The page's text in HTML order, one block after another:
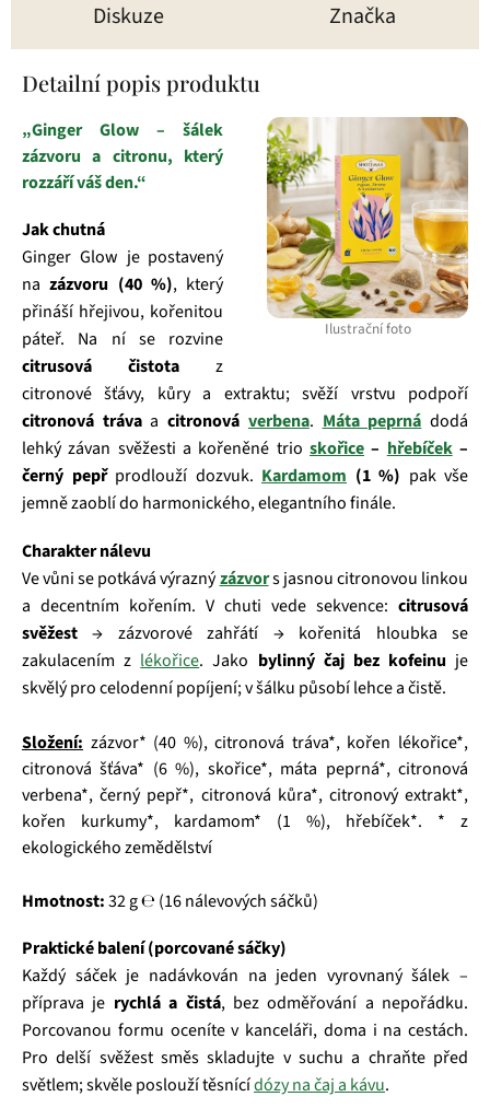
Diskuze Značka
Detailní popis produktu
Ilustrační foto
„Ginger Glow – šálek
zázvoru a citronu, který
rozzáří váš den.“
Jak chutná
Ginger Glow je postavený
nazázvoru (40 %), který
přináší hřejivou, kořenitou
páteř. Na ní se rozvine
citrusová čistota z
citronové šťávy, kůry a extraktu; svěží vrstvu podpoří
citronová trávaacitronová verbena. Máta peprná dodá
lehký závan svěžesti a kořeněné trio skořice – hřebíček–
černý pepřprodlouží dozvuk. Kardamom (1 %) pak vše
jemně zaoblí do harmonického, elegantního finále.
Charakter nálevu
Ve vůni se potkává výraznýzázvors jasnou citronovou linkou
a decentním kořením. V chuti vede sekvence: citrusová
svěžest → zázvorové zahřátí → kořenitá hloubka se
zakulacením z lékořice. Jako bylinný čaj bez kofeinu je
skvělý pro celodenní popíjení; v šálku působí lehce a čistě.
Složení: zázvor* (40 %), citronová tráva*, kořen lékořice*,
citronová šťáva* (6 %), skořice*, máta peprná*, citronová
verbena*, černý pepř*, citronová kůra*, citronový extrakt*,
kořen kurkumy*, kardamom* (1 %), hřebíček*. * z
ekologického zemědělství
Hmotnost:32 g ℮ (16 nálevových sáčků)
Praktické balení (porcované sáčky)
Každý sáček je nadávkován na jeden vyrovnaný šálek –
příprava je rychlá a čistá, bez odměřování a nepořádku.
Porcovanou formu oceníte v kanceláři, doma i na cestách.
Pro delší svěžest směs skladujte v suchu a chraňte před
světlem; skvěle poslouží těsnícídózy na čaj a kávu.